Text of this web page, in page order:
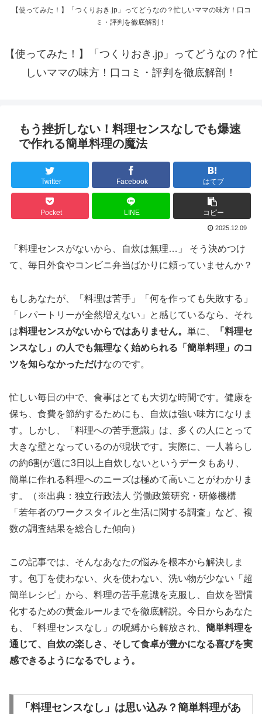
【使ってみた！】「つくりおき.jp」ってどうなの？忙しいママの味方！口コ
ミ・評判を徹底解剖！
【使ってみた！】「つくりおき.jp」ってどうなの？忙
しいママの味方！口コミ・評判を徹底解剖！
もう挫折しない！料理センスなしでも爆速
で作れる簡単料理の魔法
Twitter Facebook はてブ
Pocket LINE コピー
2025.12.09
「料理センスがないから、自炊は無理…」 そう決めつけ
て、毎日外食やコンビニ弁当ばかりに頼っていませんか？
もしあなたが、「料理は苦手」「何を作っても失敗する」
「レパートリーが全然増えない」と感じているなら、それ
は料理センスがないからではありません。 単に、
「料理セ
ンスなし」の人でも無理なく始められる「簡単料理」のコ
ツを知らなかっただけなのです。
忙しい毎日の中で、食事はとても大切な時間です。健康を
保ち、食費を節約するためにも、自炊は強い味方になりま
す。しかし、「料理への苦手意識」は、多くの人にとって
大きな壁となっているのが現状です。実際に、一人暮らし
の約6割が週に3日以上自炊しないというデータもあり、
簡単に作れる料理へのニーズは極めて高いことがわかりま
す。（※出典：独立行政法人 労働政策研究・研修機構
「若年者のワークスタイルと生活に関する調査」など、複
数の調査結果を総合した傾向）
この記事では、そんなあなたの悩みを根本から解決しま
す。包丁を使わない、火を使わない、洗い物が少ない「超
簡単レシピ」から、料理の苦手意識を克服し、自炊を習慣
化するための黄金ルールまでを徹底解説。今日からあなた
も、「料理センスなし」の呪縛から解放され、 簡単料理を
通じて、自炊の楽しさ、そして食卓が豊かになる喜びを実
感できるようになるでしょう。
「料理センスなし」は思い込み？簡単料理があ